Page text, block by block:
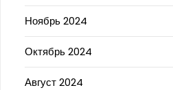
Ноябрь 2024
Октябрь 2024
Август 2024